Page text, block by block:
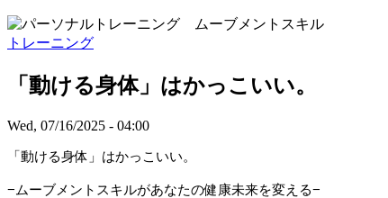
トレーニング
「動ける身体」はかっこいい。
Wed, 07/16/2025 - 04:00
「動ける身体」はかっこいい。
−ムーブメントスキルがあなたの健康未来を変える−